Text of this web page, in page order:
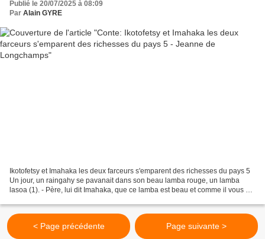
Publié le 20/07/2025 à 08:09
Par Alain GYRE
Ikotofetsy et Imahaka les deux farceurs s'emparent des richesses du pays 5
Un jour, un raingahy se pavanait dans son beau lamba rouge, un lamba
lasoa (1). - Père, lui dit Imahaka, que ce lamba est beau et comme il vous va
< Page précédente Page suivante >